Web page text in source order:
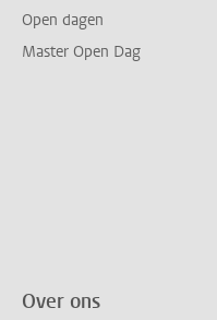
Open dagen
Master Open Dag
Over ons